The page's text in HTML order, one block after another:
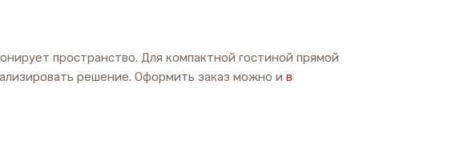
пространство. Для компактной гостиной прямой
решение. Оформить заказ можно и в